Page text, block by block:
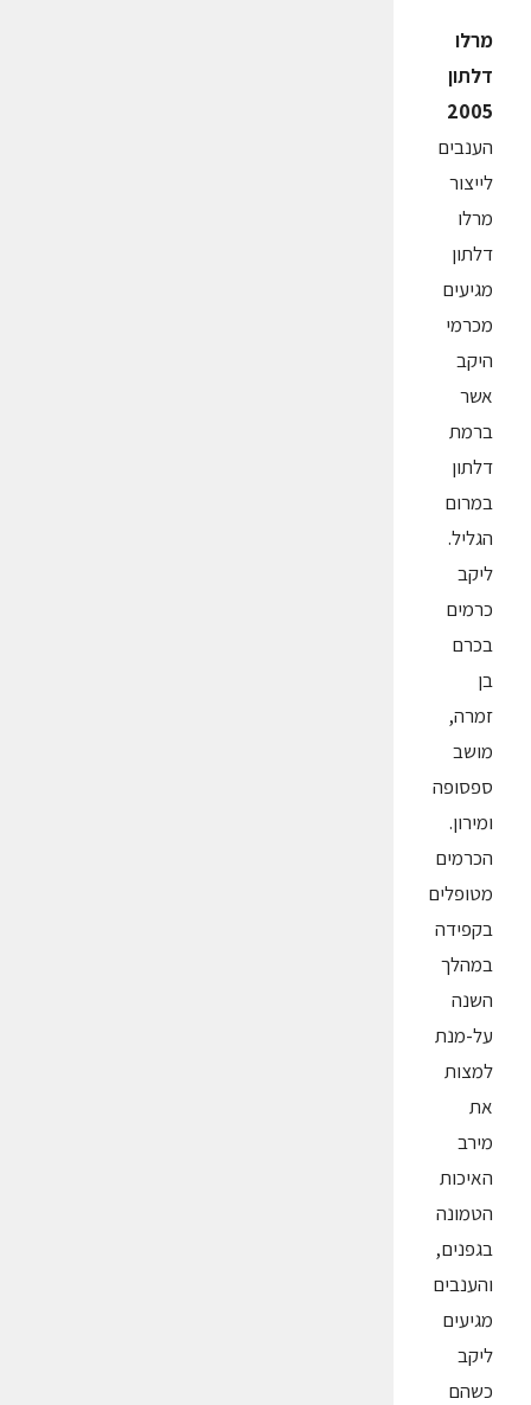
מרלו
דלתון
2005
הענבים
לייצור
מרלו
דלתון
מגיעים
מכרמי
היקב
אשר
ברמת
דלתון
במרום
הגליל.
ליקב
כרמים
בכרם
בן
זמרה,
מושב
ספסופה
ומירון.
הכרמים
מטופלים
בקפידה
במהלך
השנה
על-מנת
למצות
את
מירב
האיכות
הטמונה
בגפנים,
והענבים
מגיעים
ליקב
כשהם